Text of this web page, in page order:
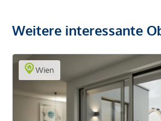
Weitere interessante
Wien